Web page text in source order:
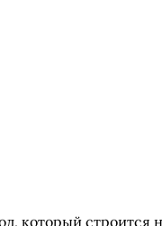
который строится